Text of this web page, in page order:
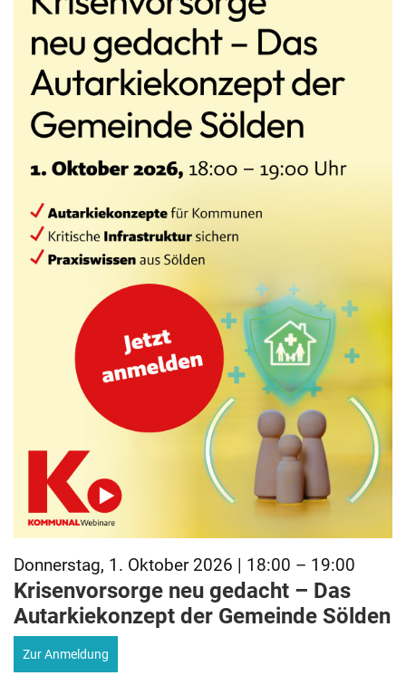
Donnerstag, 1. Oktober 2026 | 18:00 – 19:00
Krisenvorsorge neu gedacht – Das
Autarkiekonzept der Gemeinde Sölden
Zur Anmeldung